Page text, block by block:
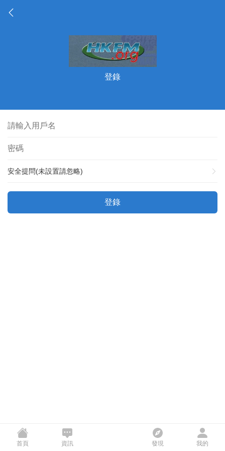
登錄
安全提問(未設置請忽略)
登錄
首頁 資訊 發現 我的